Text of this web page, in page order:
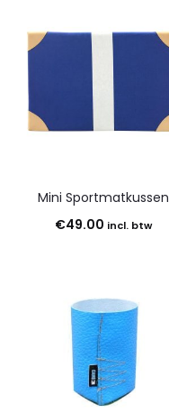
Mini Sportmatkussen
€49.00 incl. btw